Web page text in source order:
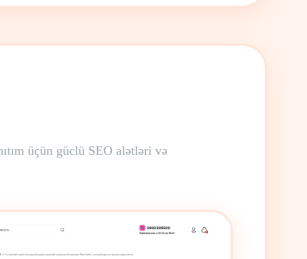
üçün güclü SEO alətləri və